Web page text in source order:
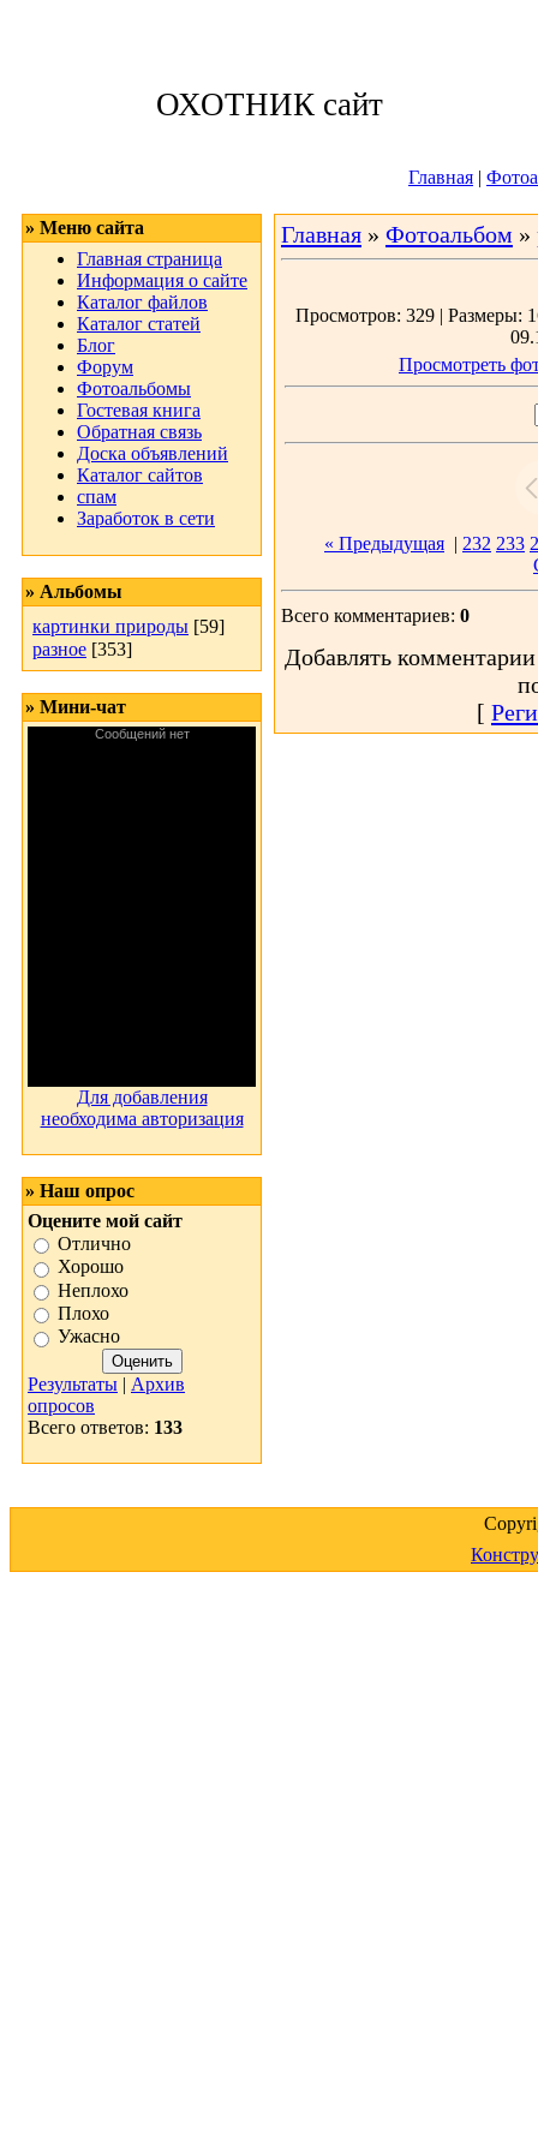
ОХОТНИК сайт
Главная |
» Меню сайта
Главная страница
Информация о сайте
Каталог файлов
Каталог статей
Блог
Форум
Фотоальбомы
Гостевая книга
Обратная связь
Доска объявлений
Каталог сайтов
спам
Заработок в сети
» Альбомы
картинки природы [59]
разное [353]
» Мини-чат
Для добавления
необходима авторизация
» Наш опрос
Оцените мой сайт
Отлично
Хорошо
Неплохо
Плохо
Ужасно
Результаты | Архив
опросов
Всего ответов: 133
Главная » Фотоальбом »
Просмотров: 329 | Размеры:
Просмотреть
« Предыдущая | 232 233
Всего комментариев: 0
Добавлять
[